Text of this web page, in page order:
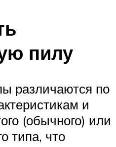
пилу
различаются по
и
(обычного) или
типа, что